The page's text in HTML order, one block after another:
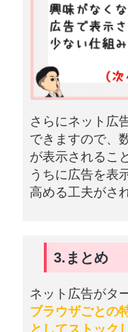
さらにネット広
できますので、
が表示されるこ
うちに広告を表
高める工夫がさ
3.まとめ
ネット広告がタ
ブラウザごとの